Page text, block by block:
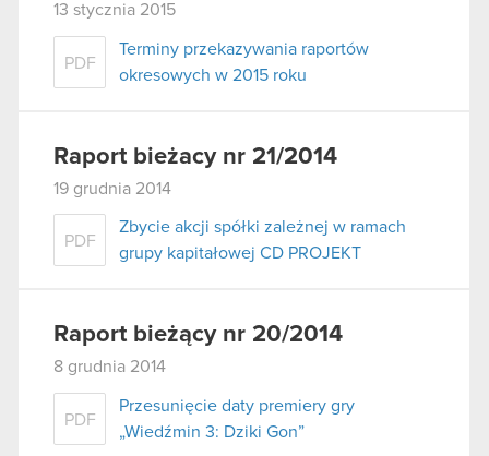
13 stycznia 2015
PDF
Terminy przekazywania raportów
okresowych w 2015 roku
Raport bieżacy nr 21/2014
19 grudnia 2014
PDF
Zbycie akcji spółki zależnej w ramach
grupy kapitałowej CD PROJEKT
Raport bieżący nr 20/2014
8 grudnia 2014
PDF
Przesunięcie daty premiery gry
„Wiedźmin 3: Dziki Gon”